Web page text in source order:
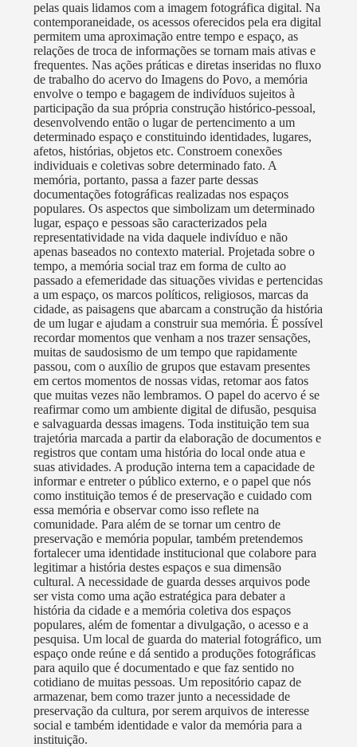
pelas quais lidamos com a imagem fotográfica digital. Na
contemporaneidade, os acessos oferecidos pela era digital
permitem uma aproximação entre tempo e espaço, as
relações de troca de informações se tornam mais ativas e
frequentes. Nas ações práticas e diretas inseridas no fluxo
de trabalho do acervo do Imagens do Povo, a memória
envolve o tempo e bagagem de indivíduos sujeitos à
participação da sua própria construção histórico-pessoal,
desenvolvendo então o lugar de pertencimento a um
determinado espaço e constituindo identidades, lugares,
afetos, histórias, objetos etc. Constroem conexões
individuais e coletivas sobre determinado fato. A
memória, portanto, passa a fazer parte dessas
documentações fotográficas realizadas nos espaços
populares. Os aspectos que simbolizam um determinado
lugar, espaço e pessoas são caracterizados pela
representatividade na vida daquele indivíduo e não
apenas baseados no contexto material. Projetada sobre o
tempo, a memória social traz em forma de culto ao
passado a efemeridade das situações vividas e pertencidas
a um espaço, os marcos políticos, religiosos, marcas da
cidade, as paisagens que abarcam a construção da história
de um lugar e ajudam a construir sua memória. É possível
recordar momentos que venham a nos trazer sensações,
muitas de saudosismo de um tempo que rapidamente
passou, com o auxílio de grupos que estavam presentes
em certos momentos de nossas vidas, retomar aos fatos
que muitas vezes não lembramos. O papel do acervo é se
reafirmar como um ambiente digital de difusão, pesquisa
e salvaguarda dessas imagens. Toda instituição tem sua
trajetória marcada a partir da elaboração de documentos e
registros que contam uma história do local onde atua e
suas atividades. A produção interna tem a capacidade de
informar e entreter o público externo, e o papel que nós
como instituição temos é de preservação e cuidado com
essa memória e observar como isso reflete na
comunidade. Para além de se tornar um centro de
preservação e memória popular, também pretendemos
fortalecer uma identidade institucional que colabore para
legitimar a história destes espaços e sua dimensão
cultural. A necessidade de guarda desses arquivos pode
ser vista como uma ação estratégica para debater a
história da cidade e a memória coletiva dos espaços
populares, além de fomentar a divulgação, o acesso e a
pesquisa. Um local de guarda do material fotográfico, um
espaço onde reúne e dá sentido a produções fotográficas
para aquilo que é documentado e que faz sentido no
cotidiano de muitas pessoas. Um repositório capaz de
armazenar, bem como trazer junto a necessidade de
preservação da cultura, por serem arquivos de interesse
social e também identidade e valor da memória para a
instituição.